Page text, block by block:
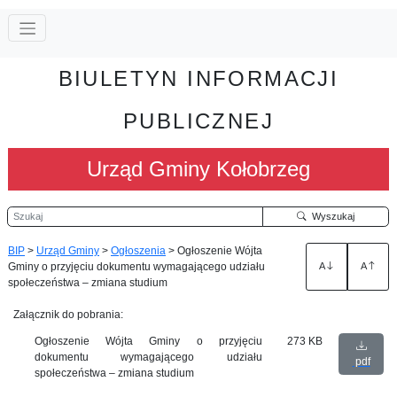
BIULETYN INFORMACJI
PUBLICZNEJ
Urząd Gminy Kołobrzeg
Szukaj Wyszukaj
BIP > Urząd Gminy > Ogłoszenia > Ogłoszenie Wójta
Gminy o przyjęciu dokumentu wymagającego udziału
społeczeństwa – zmiana studium
A A
Załącznik do pobrania:
Ogłoszenie Wójta Gminy o przyjęciu
dokumentu wymagającego udziału
społeczeństwa – zmiana studium
273 KB
pdf